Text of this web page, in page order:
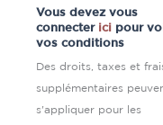
Vous devez vous
connecter ici pour
vos conditions
Des droits, taxes et
supplémentaires
s'appliquer pour les